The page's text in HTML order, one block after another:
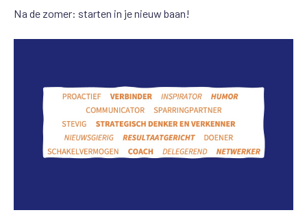
Na de zomer: starten in je nieuw baan!